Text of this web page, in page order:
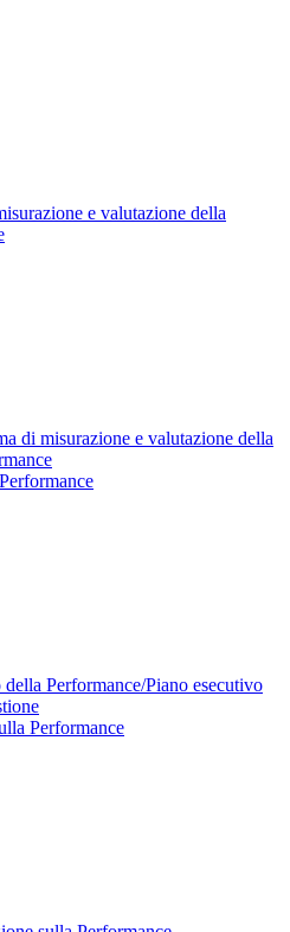
e valutazione della
di misurazione e valutazione della
della Performance/Piano esecutivo
Performance